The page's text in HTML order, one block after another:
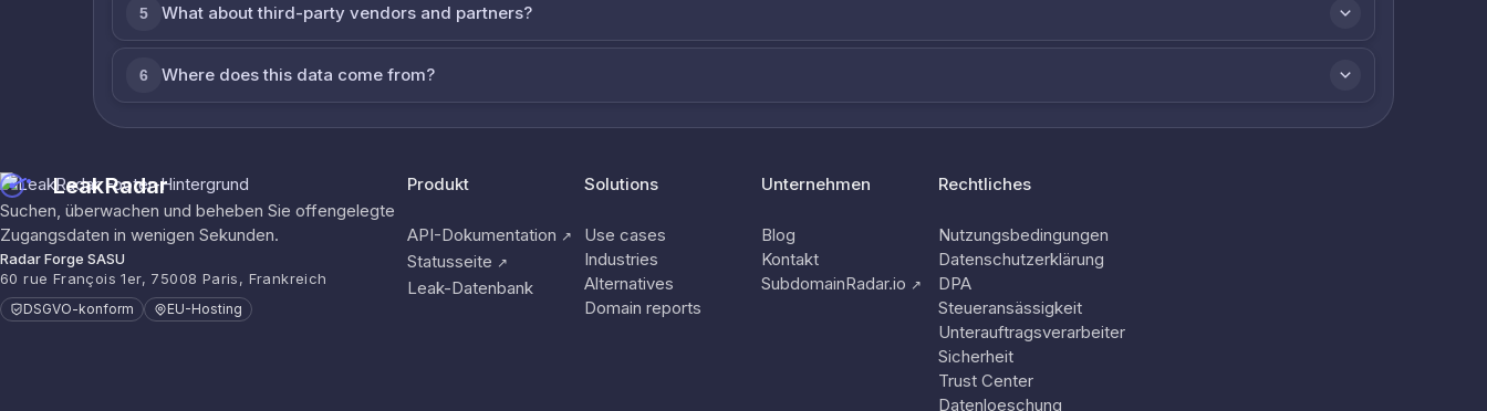
5 What about third-party vendors and partners?
6 Where does this data come from?
LeakRadar
Suchen, überwachen und beheben Sie offengelegte
Zugangsdaten in wenigen Sekunden.
Radar Forge SASU
60 rue François 1er, 75008 Paris, Frankreich
DSGVO-konform EU-Hosting
Produkt
API-Dokumentation ↗
Statusseite ↗
Leak-Datenbank
Solutions
Use cases
Industries
Alternatives
Domain reports
Unternehmen
Blog
Kontakt
SubdomainRadar.io ↗
Rechtliches
Nutzungsbedingungen
Datenschutzerklärung
DPA
Steueransässigkeit
Unterauftragsverarbeiter
Sicherheit
Trust Center
Datenloeschung